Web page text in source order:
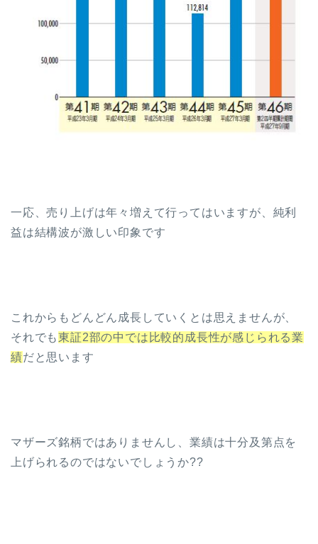
一応、売り上げは年々増えて行ってはいますが、純利
益は結構波が激しい印象です
これからもどんどん成長していくとは思えませんが、
それでも東証2部の中では比較的成長性が感じられる業
績だと思います
マザーズ銘柄ではありませんし、業績は十分及第点を
上げられるのではないでしょうか??